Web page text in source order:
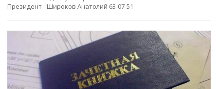
Президент - Широков Анатолий 63-07-51